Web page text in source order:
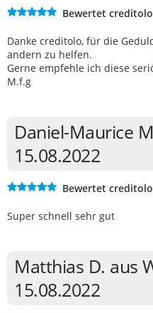
Bewertet
Danke creditolo, für die
andern zu helfen.
Gerne empfehle ich diese
M.f.g
Daniel-Maurice
15.08.2022
Bewertet
Super schnell sehr gut
Matthias D. aus
15.08.2022